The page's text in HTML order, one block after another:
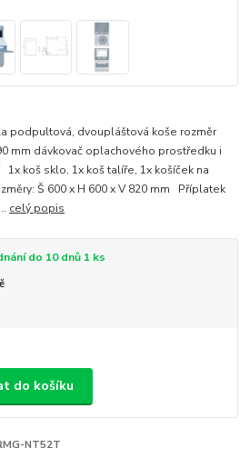
podpultová, dvoupláštová koše rozměr
mm dávkovač oplachového prostředku i
koš sklo, 1x koš talíře, 1x košíček na
Š 600 x H 600 x V 820 mm Příplatek
celý popis
do 10 dnů 1 ks
do košíku
NT52T